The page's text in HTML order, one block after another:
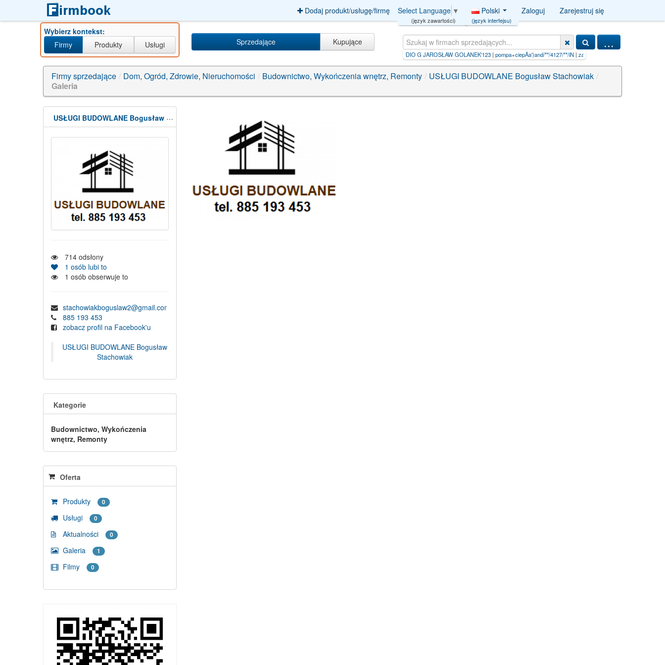
Dodaj produkt/usługę/firmę Select Language ▼
(język zawartości)
Polski
(język interfejsu)
Zaloguj Zarejestruj się
Wybierz kontekst:
Firmy
Produkty Usługi Sprzedające Kupujące ...
STUDIO G JAROSŁAW GOLANEK'123|pompa+ciepÅa')and/**/4127/**/iN|zakÅ‚ady miÄ™sna w dani%'EXTRACT
Firmy sprzedające / Dom, Ogród, Zdrowie, Nieruchomości / Budownictwo, Wykończenia wnętrz, Remonty / USŁUGI BUDOWLANE Bogusław Stachowiak /
Galeria
USŁUGI BUDOWLANE Bogusław Stachowiak
714 odsłony
1 osób lubi to
1 osób obserwuje to
stachowiakboguslaw2@gmail.com
885 193 453
zobacz profil na Facebook'u
USŁUGI BUDOWLANE Bogusław
Stachowiak
Kategorie
Budownictwo, Wykończenia
wnętrz, Remonty
Oferta
Produkty 0
Usługi 0
Aktualności 0
Galeria 1
Filmy 0